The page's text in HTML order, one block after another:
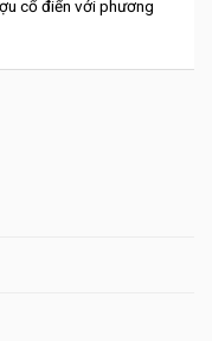
cổ điển với phương